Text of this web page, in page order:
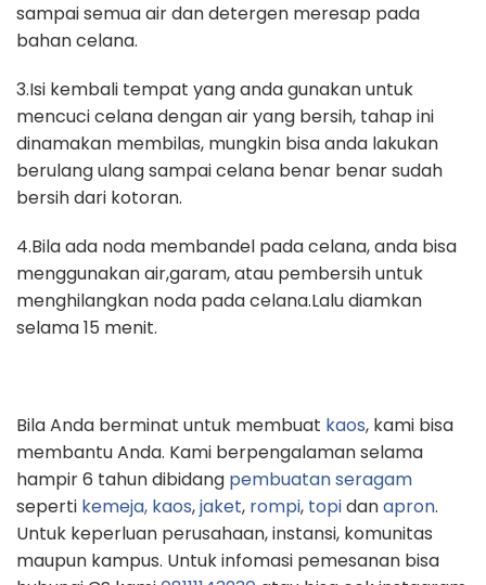
sampai semua air dan detergen meresap pada
bahan celana.
3.Isi kembali tempat yang anda gunakan untuk
mencuci celana dengan air yang bersih, tahap ini
dinamakan membilas, mungkin bisa anda lakukan
berulang ulang sampai celana benar benar sudah
bersih dari kotoran.
4.Bila ada noda membandel pada celana, anda bisa
menggunakan air,garam, atau pembersih untuk
menghilangkan noda pada celana.Lalu diamkan
selama 15 menit.
Bila Anda berminat untuk membuat kaos, kami bisa
membantu Anda. Kami berpengalaman selama
hampir 6 tahun dibidang pembuatan seragam
seperti kemeja, kaos,jaket, rompi, topidanapron.
Untuk keperluan perusahaan, instansi, komunitas
maupun kampus. Untuk infomasi pemesanan bisa